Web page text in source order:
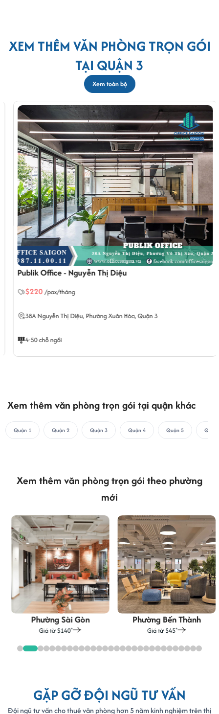
XEM THÊM VĂN PHÒNG TRỌN GÓI
TẠI QUẬN 3
Xem toàn bộ
Publik Office - Nguyễn Thị Diệu
$220/pax/tháng
38A Nguyễn Thị Diệu,Phường Xuân Hòa, Quận 3
4-50 chỗ ngồi
Xem thêm văn phòng trọn gói tại quận khác
Quận 1 Quận 2 Quận 3 Quận 4 Quận 5 Quận
Xem thêm văn phòng trọn gói theo phường
mới
Phường Sài Gòn
Giá từ $140+
Phường Bến Thành
Giá từ $45 +
GẶP GỠ ĐỘI NGŨ TƯ VẤN
Đội ngũ tư vấn cho thuê văn phòng hơn 5 năm kinh nghiệm trên thị